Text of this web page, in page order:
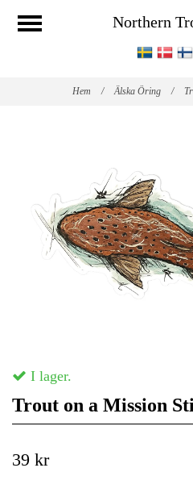
Northern
Hem / Älska Öring /
I lager.
Trout on a Mission
39 kr